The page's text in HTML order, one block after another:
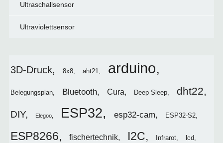
Ultraschallsensor
Ultraviolettsensor
3D-Druck 8x8 aht21 arduino
Belegungsplan Bluetooth Cura Deep Sleep dht22
DIY Elegoo ESP32 esp32-cam ESP32-S2
ESP8266 fischertechnik I2C Infrarot lcd